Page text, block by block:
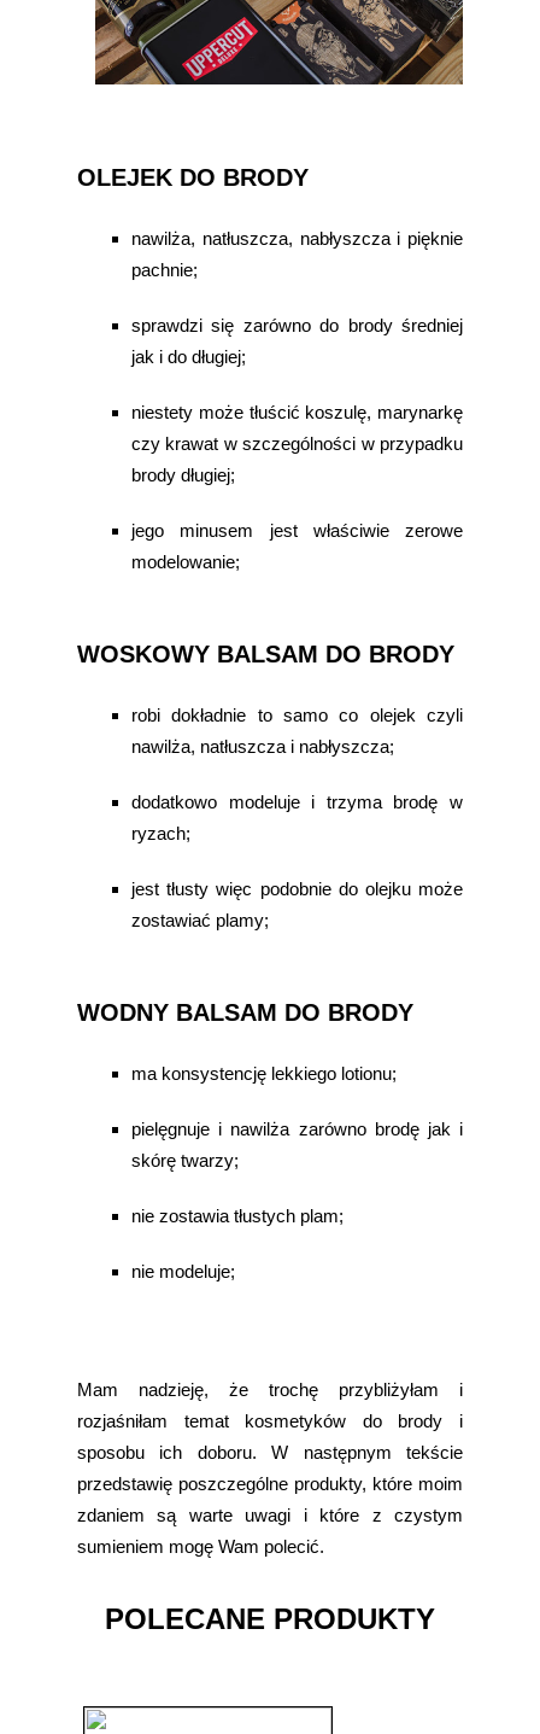
OLEJEK DO BRODY
nawilża, natłuszcza, nabłyszcza i pięknie
pachnie;
sprawdzi się zarówno do brody średniej
jak i do długiej;
niestety może tłuścić koszulę, marynarkę
czy krawat w szczególności w przypadku
brody długiej;
jego minusem jest właściwie zerowe
modelowanie;
WOSKOWY BALSAM DO BRODY
robi dokładnie to samo co olejek czyli
nawilża, natłuszcza i nabłyszcza;
dodatkowo modeluje i trzyma brodę w
ryzach;
jest tłusty więc podobnie do olejku może
zostawiać plamy;
WODNY BALSAM DO BRODY
ma konsystencję lekkiego lotionu;
pielęgnuje i nawilża zarówno brodę jak i
skórę twarzy;
nie zostawia tłustych plam;
nie modeluje;
Mam nadzieję, że trochę przybliżyłam i
rozjaśniłam temat kosmetyków do brody i
sposobu ich doboru. W następnym tekście
przedstawię poszczególne produkty, które moim
zdaniem są warte uwagi i które z czystym
sumieniem mogę Wam polecić.
POLECANE PRODUKTY